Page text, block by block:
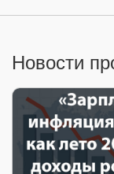
Новости